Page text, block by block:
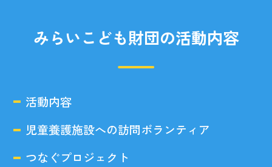
みらいこども財団の活動内容
活動内容
児童養護施設への訪問ボランティア
つなぐプロジェクト